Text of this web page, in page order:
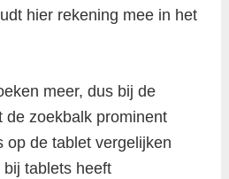
hier rekening mee in het
meer, dus bij de
de zoekbalk prominent
op de tablet vergelijken
tablets heeft